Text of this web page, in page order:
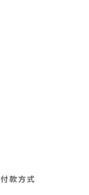
付款方式